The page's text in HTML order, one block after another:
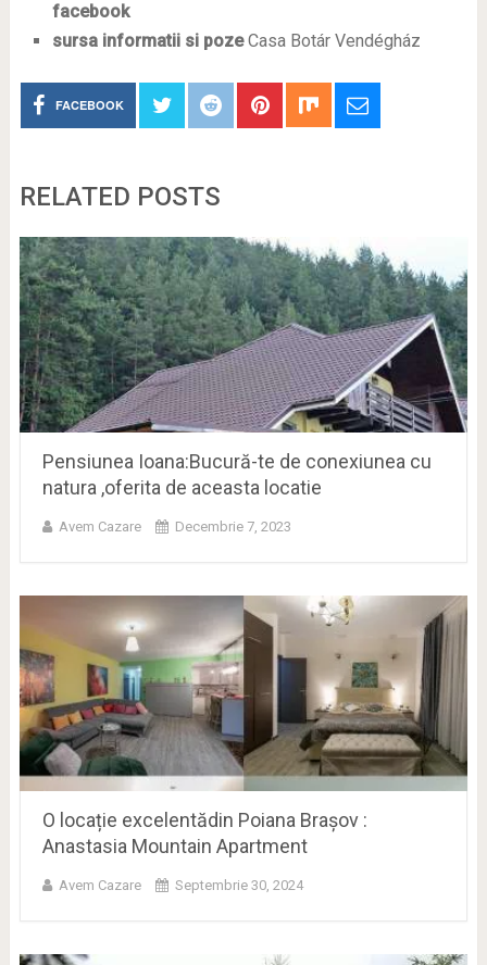
facebook
sursa informatii si pozeCasa Botár Vendégház
FACEBOOK
RELATED POSTS
Pensiunea Ioana:Bucură-te de conexiunea cu
natura ,oferita de aceasta locatie
Avem Cazare Decembrie 7, 2023
O locație excelentădin Poiana Brașov :
Anastasia Mountain Apartment
Avem Cazare Septembrie 30, 2024